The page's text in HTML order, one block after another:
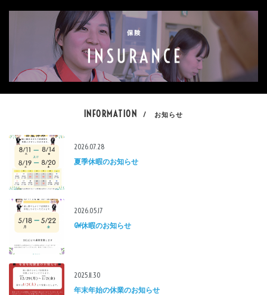
INFORMATION / お知らせ
2026.07.28
夏季休暇のお知らせ
2026.05.17
GW休暇のお知らせ
2025.11.30
年末年始の休業のお知らせ